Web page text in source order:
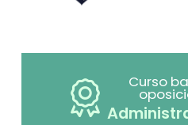
Curso